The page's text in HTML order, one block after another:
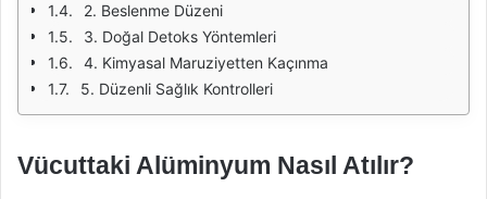
2. Beslenme Düzeni
3. Doğal Detoks Yöntemleri
4. Kimyasal Maruziyetten Kaçınma
5. Düzenli Sağlık Kontrolleri
Vücuttaki Alüminyum Nasıl Atılır?